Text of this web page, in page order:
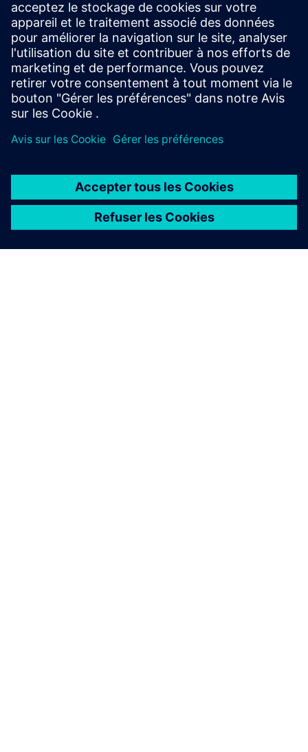
Logiciel d'inspection visuelle de la qualité basé sur l'IA pour
le secteur manufacturier. Indépendant du matériel,
précision optimale de sa catégorie, sans pseudo-défauts,
grâce à la classification des erreurs. Configurez votre mo...
En savoir plus